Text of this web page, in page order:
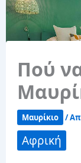
Πού
Μαυρίκιο /
Αφρική